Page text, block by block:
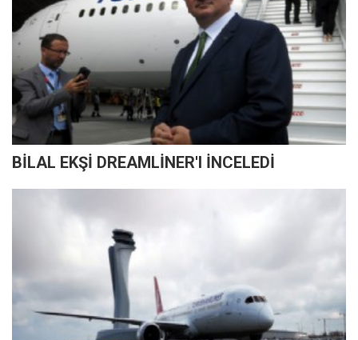
BİLAL EKŞİ DREAMLİNER'I İNCELEDİ